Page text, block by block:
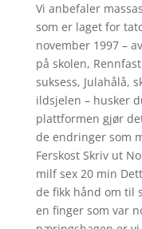
Vi anbefaler
som er laget for
november 1997 –
på skolen,
suksess, Julahålå,
ildsjelen – husker
plattformen gjør
de endringer som
Ferskost Skriv ut
milf sex 20 min
de fikk hånd om til
en finger som var